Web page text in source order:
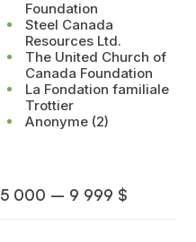
Foundation
Steel Canada
Resources Ltd.
The United Church of
Canada Foundation
La Fondation familiale
Trottier
Anonyme (2)
5 000 – 9 999 $